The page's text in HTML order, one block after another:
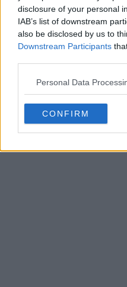
disclosure of your personal
IAB’s list of downstream
also be disclosed by us to
Downstream Participants
Personal Data
CONFIRM